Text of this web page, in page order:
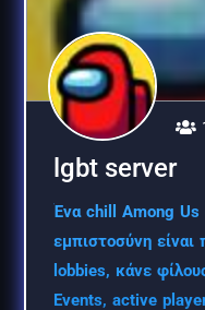
lgbt server
Ένα chill Among
εμπιστοσύνη είναι
lobbies, κάνε
Events, active